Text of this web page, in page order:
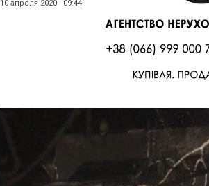
10 апреля 2020 - 09:44